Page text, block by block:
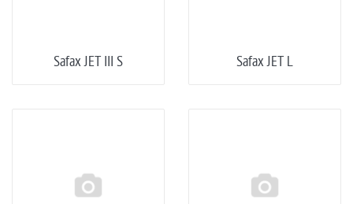
Safax JET III S Safax JET L